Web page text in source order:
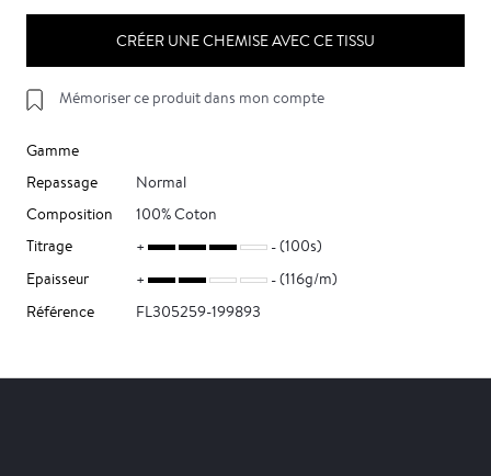
CRÉER UNE CHEMISE AVEC CE TISSU
Mémoriser ce produit dans mon compte
Gamme
Repassage
Normal
Composition
100% Coton
Titrage
(100s)
Epaisseur
(116g/m)
Référence
FL305259-199893